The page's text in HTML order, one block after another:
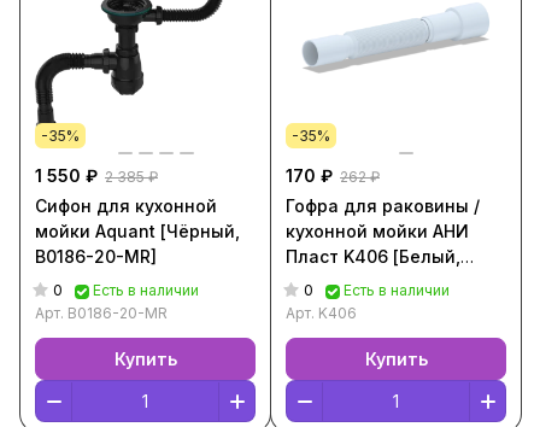
-35%
1 550 ₽ 2 385 ₽
Сифон для кухонной
мойки Aquant [Чёрный,
B0186-20-MR]
0
Есть в наличии
Арт. B0186-20-MR
Купить
-35%
170 ₽ 262 ₽
Гофра для раковины /
кухонной мойки АНИ
Пласт K406 [Белый,
K406]
0
Есть в наличии
Арт. K406
Купить